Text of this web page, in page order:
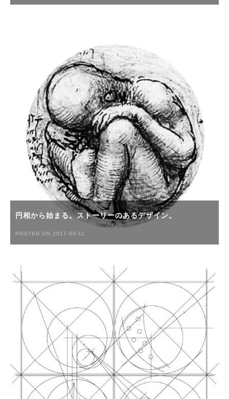
円相から始まる。ストーリーのあるデザイン。
POSTED ON 2017-03-11